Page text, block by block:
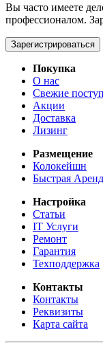
Вы часто имеете
профессионалом.
Зарегистрироваться
Покупка
О нас
Свежие
Акции
Доставка
Лизинг
Размещение
Колокейшн
Быстрая
Настройка
Статьи
IT Услуги
Ремонт
Гарантия
Техподдержка
Контакты
Контакты
Реквизиты
Карта сайта